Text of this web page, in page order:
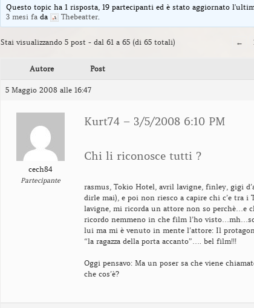
Questo topic ha 1 risposta, 19 partecipanti ed è stato aggiornato
3 mesi fa da Thebeatter
Stai visualizzando 5 post - dal 61 a 65 (di 65 totali) ←
Autore Post
5 Maggio 2008 alle 16:47
cech84
Partecipante
Kurt74 – 3/5/2008 6:10 PM
Chi li riconosce tutti ?
rasmus, Tokio Hotel, avril lavigne, finley, gigi
dirle mai), e poi non riesco a capire chi c’e tra i
lavigne, mi ricorda un attore non so perchè…e
ricordo nemmeno in che film l’ho
lui ma mi è venuto in mente l’attore: Il
“la ragazza della porta accanto”…. bel film!!!
Oggi pensavo: Ma un poser sa che viene
che cos’è?